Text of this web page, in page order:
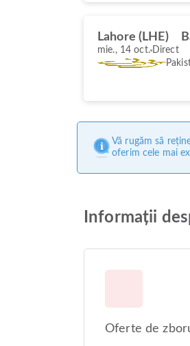
Lahore (LHE)
mie., 14 oct. Direct
Vă rugăm să
oferim cele mai
Informații
Oferte de